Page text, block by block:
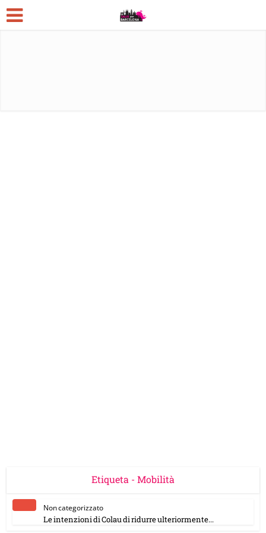
Etiqueta - Mobilità
Non categorizzato
Le intenzioni di Colau di ridurre ulteriormente...